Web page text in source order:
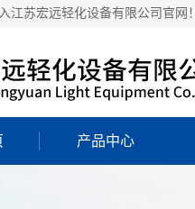
江苏宏远轻化设备有限公司官网！
产品中心